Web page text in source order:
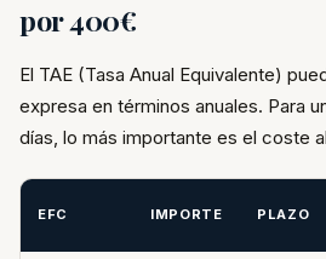
por 400€
El TAE (Tasa Anual Equivalente)
expresa en términos anuales. Para
días, lo más importante es el coste
EFC IMPORTE PLAZO